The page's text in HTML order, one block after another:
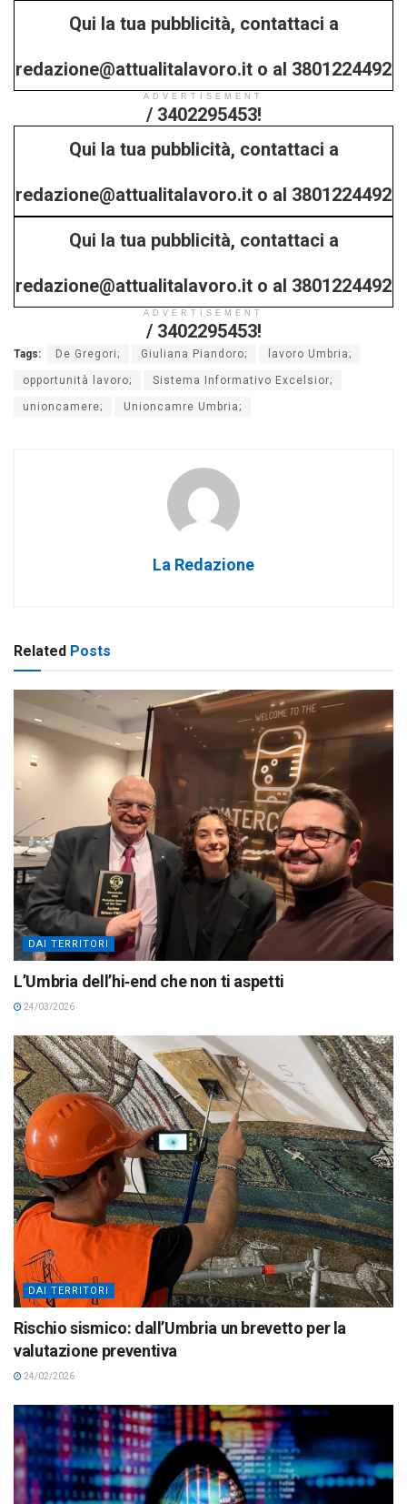
Qui la tua pubblicità, contattaci a
redazione@attualitalavoro.it o al 3801224492
/ 3402295453!
ADVERTISEMENT
Qui la tua pubblicità, contattaci a
redazione@attualitalavoro.it o al 3801224492
/ 3402295453!
Qui la tua pubblicità, contattaci a
redazione@attualitalavoro.it o al 3801224492
/ 3402295453!
ADVERTISEMENT
Tags: De Gregori; Giuliana Piandoro; lavoro Umbria;
opportunità lavoro; Sistema Informativo Excelsior;
unioncamere; Unioncamre Umbria;
La Redazione
Related Posts
DAI TERRITORI
L’Umbria dell’hi‑end che non ti aspetti
24/03/2026
DAI TERRITORI
Rischio sismico: dall’Umbria un brevetto per la
valutazione preventiva
24/02/2026